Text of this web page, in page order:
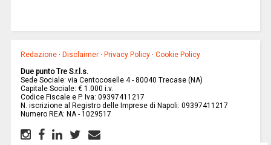
Redazione ·Disclaimer ·Privacy Policy ·Cookie Policy
Due punto Tre S.r.l.s.
Sede Sociale: via Centocoselle 4 - 80040 Trecase (NA)
Capitale Sociale: € 1.000 i.v.
Codice Fiscale e P. Iva: 09397411217
N. iscrizione al Registro delle Imprese di Napoli: 09397411217
Numero REA: NA - 1029517